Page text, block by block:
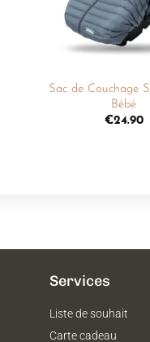
Sac de Couchage
Bébé
€24.90
Services
Liste de souhait
Carte cadeau